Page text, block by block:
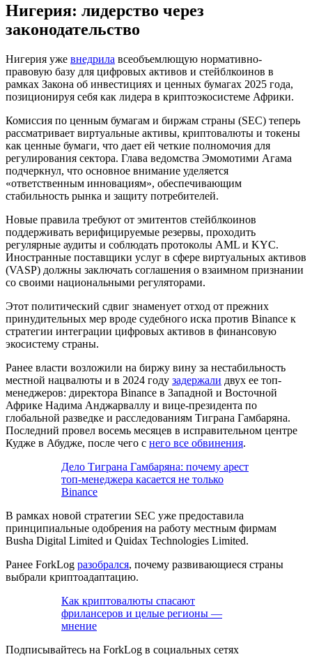
Нигерия: лидерство через
законодательство
Нигерия уже внедрила всеобъемлющую нормативно-
правовую базу для цифровых активов и стейблкоинов в
рамках Закона об инвестициях и ценных бумагах 2025 года,
позиционируя себя как лидера в криптоэкосистеме Африки.
Комиссия по ценным бумагам и биржам страны (SEC) теперь
рассматривает виртуальные активы, криптовалюты и токены
как ценные бумаги, что дает ей четкие полномочия для
регулирования сектора. Глава ведомства Эмомотими Агама
подчеркнул, что основное внимание уделяется
«ответственным инновациям», обеспечивающим
стабильность рынка и защиту потребителей.
Новые правила требуют от эмитентов стейблкоинов
поддерживать верифицируемые резервы, проходить
регулярные аудиты и соблюдать протоколы AML и KYC.
Иностранные поставщики услуг в сфере виртуальных активов
(VASP) должны заключать соглашения о взаимном признании
со своими национальными регуляторами.
Этот политический сдвиг знаменует отход от прежних
принудительных мер вроде судебного иска против Binance к
стратегии интеграции цифровых активов в финансовую
экосистему страны.
Ранее власти возложили на биржу вину за нестабильность
местной нацвалюты и в 2024 году задержали двух ее топ-
менеджеров: директора Binance в Западной и Восточной
Африке Надима Анджарваллу и вице-президента по
глобальной разведке и расследованиям Тиграна Гамбаряна.
Последний провел восемь месяцев в исправительном центре
Кудже в Абудже, после чего с него все обвинения.
Дело Тиграна Гамбаряна: почему арест
топ-менеджера касается не только
Binance
В рамках новой стратегии SEC уже предоставила
принципиальные одобрения на работу местным фирмам
Busha Digital Limited и Quidax Technologies Limited.
Ранее ForkLog разобрался, почему развивающиеся страны
выбрали криптоадаптацию.
Как криптовалюты спасают
фрилансеров и целые регионы —
мнение
Подписывайтесь на ForkLog в социальных сетях